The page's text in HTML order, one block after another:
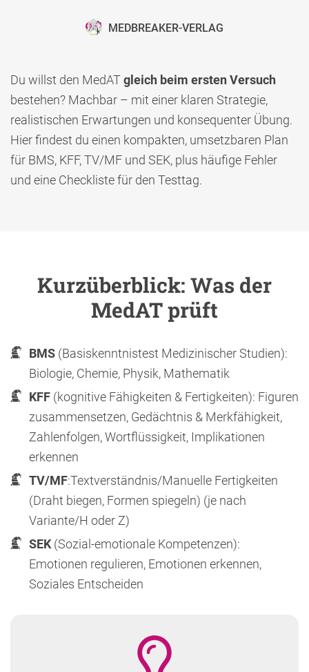
MEDBREAKER-VERLAG
Du willst den MedATgleich beim ersten Versuch
bestehen? Machbar – mit einer klaren Strategie,
realistischen Erwartungen und konsequenter Übung.
Hier findest du einen kompakten, umsetzbaren Plan
für BMS, KFF, TV/MF und SEK, plus häufige Fehler
und eine Checkliste für den Testtag.
Kurzüberblick: Was der
MedAT prüft
BMS (Basiskenntnistest Medizinischer Studien):
Biologie, Chemie, Physik, Mathematik
KFF (kognitive Fähigkeiten & Fertigkeiten): Figuren
zusammensetzen, Gedächtnis & Merkfähigkeit,
Zahlenfolgen, Wortflüssigkeit, Implikationen
erkennen
TV/MF:Textverständnis/Manuelle Fertigkeiten
(Draht biegen, Formen spiegeln) (je nach
Variante/H oder Z)
SEK (Sozial-emotionale Kompetenzen):
Emotionen regulieren, Emotionen erkennen,
Soziales Entscheiden